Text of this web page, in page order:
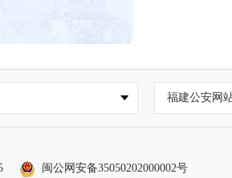
福建公安网
闽公网安备35050202000002号